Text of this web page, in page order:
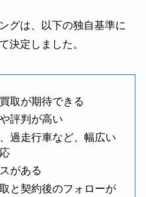
グは、以下の独自基準に
決定しました。
取が期待できる
評判が高い
過走行車など、幅広い
がある
と契約後のフォローが